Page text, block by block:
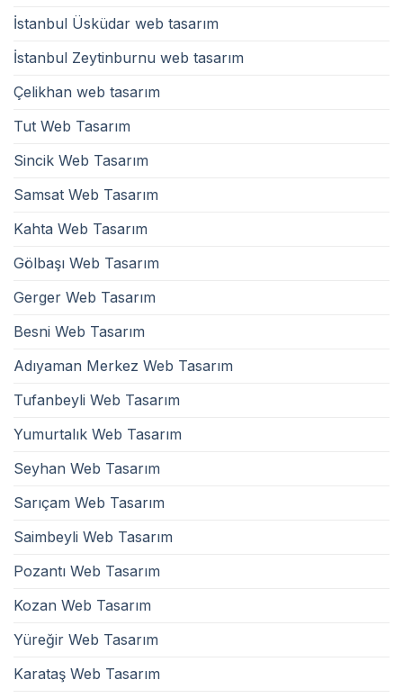
İstanbul Üsküdar web tasarım
İstanbul Zeytinburnu web tasarım
Çelikhan web tasarım
Tut Web Tasarım
Sincik Web Tasarım
Samsat Web Tasarım
Kahta Web Tasarım
Gölbaşı Web Tasarım
Gerger Web Tasarım
Besni Web Tasarım
Adıyaman Merkez Web Tasarım
Tufanbeyli Web Tasarım
Yumurtalık Web Tasarım
Seyhan Web Tasarım
Sarıçam Web Tasarım
Saimbeyli Web Tasarım
Pozantı Web Tasarım
Kozan Web Tasarım
Yüreğir Web Tasarım
Karataş Web Tasarım